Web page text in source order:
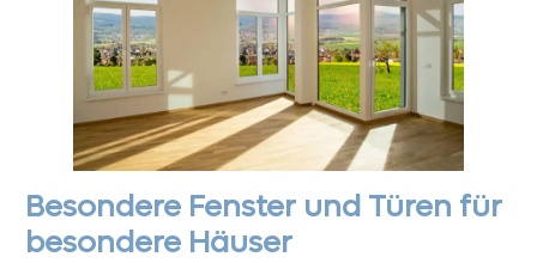
Besondere Fenster und Türen für
besondere Häuser